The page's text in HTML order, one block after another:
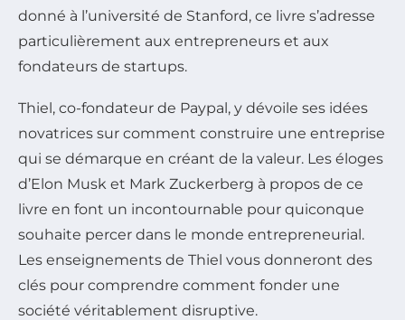
donné à l’université de Stanford, ce livre s’adresse
particulièrement aux entrepreneurs et aux
fondateurs de startups.
Thiel, co-fondateur de Paypal, y dévoile ses idées
novatrices sur comment construire une entreprise
qui se démarque en créant de la valeur. Les éloges
d’Elon Musk et Mark Zuckerberg à propos de ce
livre en font un incontournable pour quiconque
souhaite percer dans le monde entrepreneurial.
Les enseignements de Thiel vous donneront des
clés pour comprendre comment fonder une
société véritablement disruptive.